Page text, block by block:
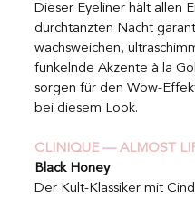
Dieser Eyeliner hält allen
durchtanzten Nacht
wachsweichen,
funkelnde Akzente à la
sorgen für den Wow-
bei diesem Look.
CLINIQUE — ALMOST
Black Honey
Der Kult-Klassiker mit